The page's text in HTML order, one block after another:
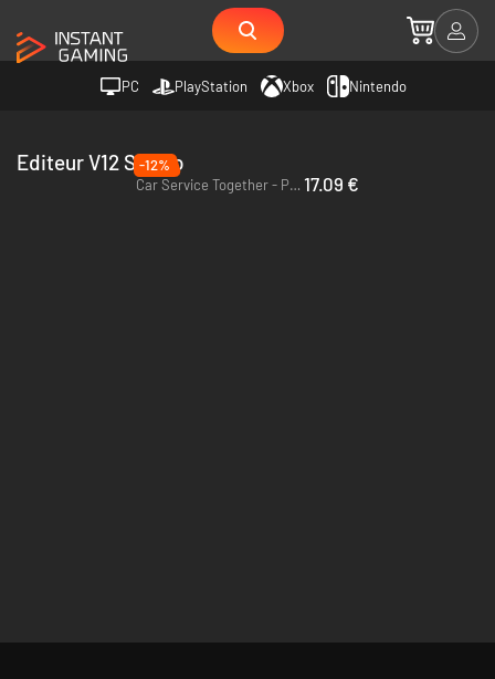
PC PlayStation Xbox Nintendo
Editeur V12 Studio
-12%
Car Service Together - PC (Steam) 17.09 €